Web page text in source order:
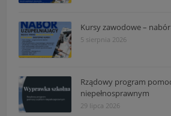
Kursy zawodowe –
5 sierpnia 2026
Rządowy program
niepełnosprawnym
29 lipca 2026